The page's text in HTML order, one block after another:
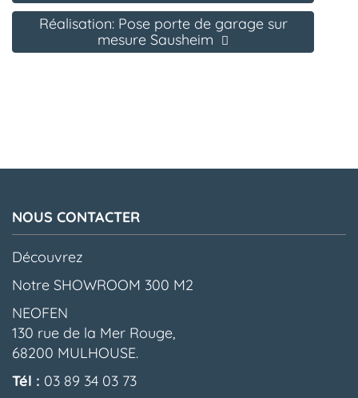
Réalisation: Pose porte de garage sur
mesure Sausheim
NOUS CONTACTER
Découvrez
Notre SHOWROOM 300 M2
NEOFEN
130 rue de la Mer Rouge,
68200 MULHOUSE.
Tél : 03 89 34 03 73